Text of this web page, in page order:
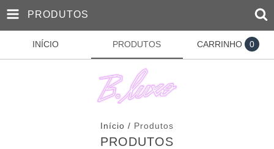
PRODUTOS
INÍCIO PRODUTOS CARRINHO 0
Início / Produtos
PRODUTOS